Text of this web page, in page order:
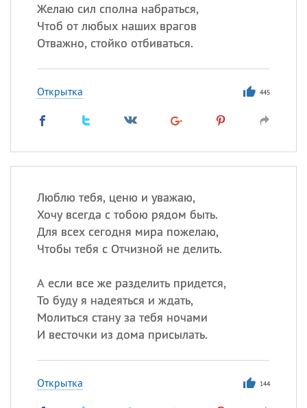
Желаю сил сполна набраться,
Чтоб от любых наших врагов
Отважно, стойко отбиваться.
Открытка 445
Люблю тебя, ценю и уважаю,
Хочу всегда с тобою рядом быть.
Для всех сегодня мира пожелаю,
Чтобы тебя с Отчизной не делить.
А если все же разделить придется,
То буду я надеяться и ждать,
Молиться стану за тебя ночами
И весточки из дома присылать.
Открытка 144